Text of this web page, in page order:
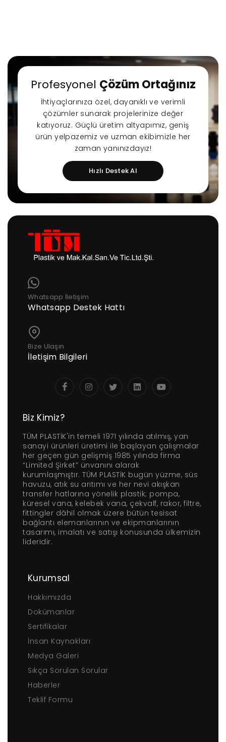
Sessiz Nozbart
Filtre Seçiminde
Dikkat Edilmesi
Gereken Hususlar
Profesyonel Çözüm Ortağınız
İhtiyaçlarınıza özel, dayanıklı ve verimli
çözümler sunarak projelerinize değer
katıyoruz. Güçlü üretim altyapımız, geniş
ürün yelpazemiz ve uzman ekibimizle her
zaman yanınızdayız!
Hızlı Destek Al
Whatsapp İletişim
Whatsapp Destek Hattı
Bize Ulaşın
İletişim Bilgileri
Biz Kimiz?
TÜM PLASTİK'in temeli 1971 yılında atılmış, yan
sanayi ürünleri üretimi ile başlayan çalışmalar
her geçen gün gelişmiş 1985 yılında firma
“Limited Şirket” ünvanını alarak
kurumlaşmıştır. TÜM PLASTİK bugün yüzme, süs
havuzu, atık su arıtımı ve her nevi akışkan
transfer hatlarına yönelik plastik; pompa,
küresel vana, kelebek vana, çekvalf, rakor, filtre,
fittingler dâhil olmak üzere bütün tesisat
bağlantı elemanlarının ve ekipmanlarının
tasarımı, imalatı ve satışı konusunda ülkemizin
lideridir.
Kurumsal
Hakkımızda
Dokümanlar
Sertifikalar
İnsan Kaynakları
Medya Galeri
Sıkça Sorulan Sorular
Haberler
Teklif Formu